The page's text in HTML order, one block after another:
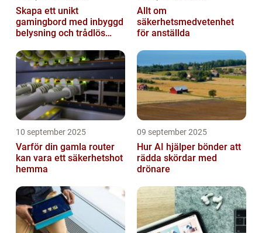
Skapa ett unikt
gamingbord med inbyggd
belysning och trådlös
Allt om
säkerhetsmedvetenhet
för anställda
10 september 2025
Varför din gamla router
kan vara ett säkerhetshot
hemma
09 september 2025
Hur AI hjälper bönder att
rädda skördar med
drönare